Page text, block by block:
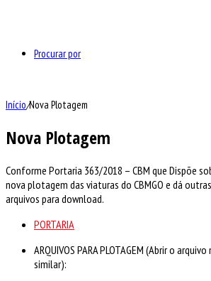
Procurar por
Início/Nova Plotagem
Nova Plotagem
Conforme Portaria 363/2018 – CBM que Dispõe
nova plotagem das viaturas do CBMGO e dá
arquivos para download.
PORTARIA
ARQUIVOS PARA PLOTAGEM (Abrir o arquivo
similar):